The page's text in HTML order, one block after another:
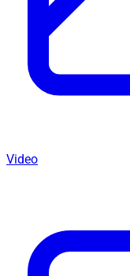
Video